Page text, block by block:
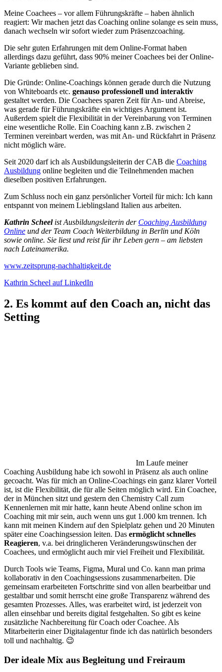
Meine Coachees – vor allem Führungskräfte – haben ähnlich
reagiert: Wir machen jetzt das Coaching online solange es sein muss,
danach wechseln wir sofort wieder zum Präsenzcoaching.
Die sehr guten Erfahrungen mit dem Online-Format haben
allerdings dazu geführt, dass 90% meiner Coachees bei der Online-
Variante geblieben sind.
Die Gründe: Online-Coachings können gerade durch die Nutzung
von Whiteboards etc. genauso professionell und interaktiv
gestaltet werden. Die Coachees sparen Zeit für An- und Abreise,
was gerade für Führungskräfte ein wichtiges Argument ist.
Außerdem spielt die Flexibilität in der Vereinbarung von Terminen
eine wesentliche Rolle. Ein Coaching kann z.B. zwischen 2
Terminen vereinbart werden, was mit An- und Rückfahrt in Präsenz
nicht möglich wäre.
Seit 2020 darf ich als Ausbildungsleiterin der CAB die Coaching
Ausbildung online begleiten und die Teilnehmenden machen
dieselben positiven Erfahrungen.
Zum Schluss noch ein ganz persönlicher Vorteil für mich: Ich kann
entspannt von meinem Lieblingsland Italien aus arbeiten.
Kathrin Scheelist Ausbildungsleiterin der Coaching Ausbildung
Online und der Team Coach Weiterbildung in Berlin und Köln
sowie online. Sie liest und reist für ihr Leben gern – am liebsten
nach Lateinamerika.
www.zeitsprung-nachhaltigkeit.de
Kathrin Scheel auf LinkedIn
2. Es kommt auf den Coach an, nicht das
Setting
Im Laufe meiner
Coaching Ausbildung habe ich sowohl in Präsenz als auch online
gecoacht. Was für mich an Online-Coachings ein ganz klarer Vorteil
ist, ist die Flexibilität, die für alle Seiten möglich wird. Ein Coachee,
der in München sitzt und gestern den Chemistry Call zum
Kennenlernen mit mir hatte, kann heute Abend online schon im
Coaching mit mir sein, auch wenn uns gut 1.000 km trennen. Ich
kann mit meinen Kindern auf den Spielplatz gehen und 20 Minuten
später eine Coachingsession leiten. Das ermöglicht schnelles
Reagieren, v.a. bei dringlicheren Veränderungswünschen der
Coachees, und ermöglicht auch mir viel Freiheit und Flexibilität.
Durch Tools wie Teams, Figma, Mural und Co. kann man prima
kollaborativ in den Coachingsessions zusammenarbeiten. Die
gemeinsam erarbeiteten Fortschritte sind von allen bearbeitbar und
gestaltbar und somit herrscht eine große Transparenz während des
gesamten Prozesses. Alles, was erarbeitet wird, ist jederzeit von
allen einsehbar und bereits digital festgehalten. So gibt es keine
zusätzliche Nachbereitung für Coach oder Coachee. Als
Mitarbeiterin einer Digitalagentur finde ich das natürlich besonders
toll und nachhaltig. 😉
Der ideale Mix aus Begleitung und Freiraum